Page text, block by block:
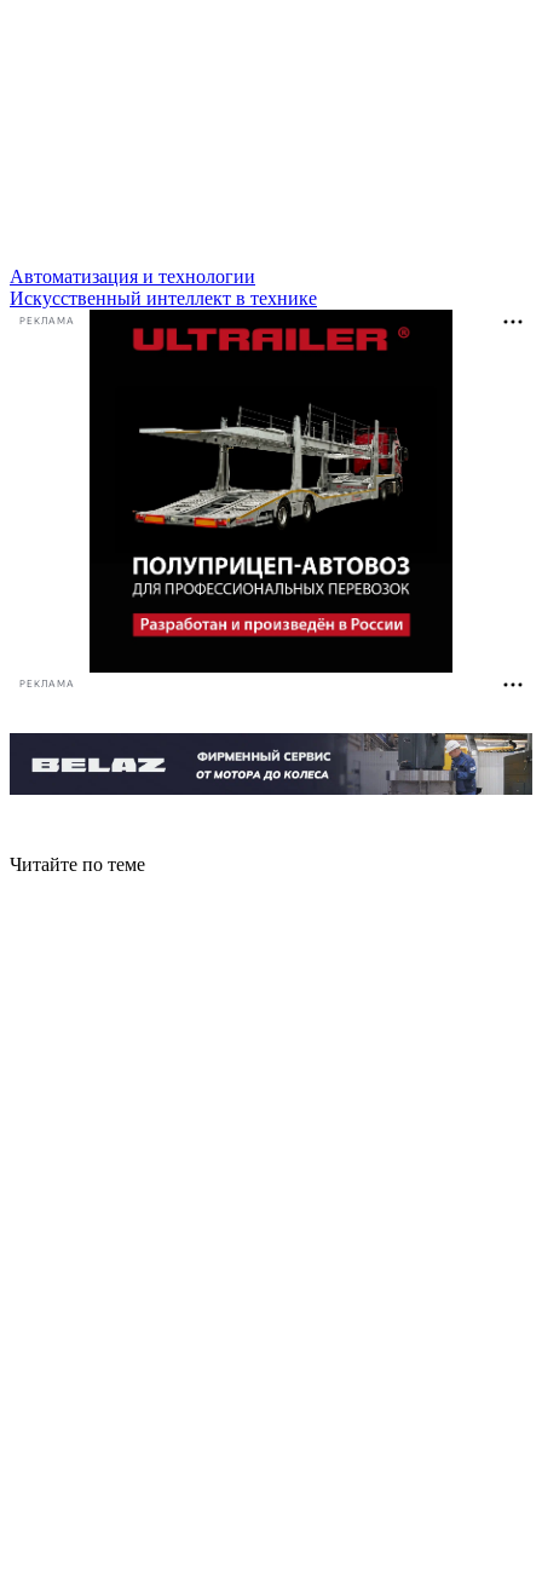
Автоматизация и технологии
Искусственный интеллект в технике
РЕКЛАМА
РЕКЛАМА
Читайте по теме